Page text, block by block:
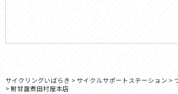
サイクリングいばらき > サイクルサポートステーション >
> 鮒甘露煮田村屋本店